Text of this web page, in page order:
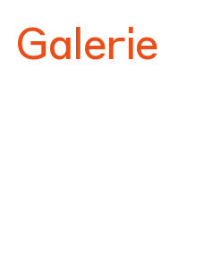
Galerie